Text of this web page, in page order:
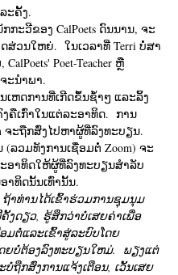
ະຄັ້ງ.
ສ່ວນໃຫຍ່.  ໃນເວລາທີ່ Terri ບໍ່ສາ
Poet-Teacher ຫຼື
ະນໍາພາ.
ຄືເກົ່າໃນແຕ່ລະອາທິດ.  ການ
ຈະຖືກສົ່ງໄປຫາຜູ້ທີ່ລົງທະບຽນ.
(ລວມທັງການເຊື່ອມຕໍ່ Zoom) ຈະ
ອາທິດໃຫ້ຜູ້ທີ່ລົງທະບຽນສໍາລັບ
າທິດນັ້ນເທົ່ານັ້ນ.
ຖ້າທ່ານໄດ້ເຂົ້າຮ່ວມການຊຸມນຸມ
ງດຽວ, ຮູ້ສຶກວ່າບໍ່ເສຍຄ່າເພື່ອ
ມຕໍ່ແລະເຂົ້າສູ່ລະບົບໂດຍ
ຍບໍ່ຕ້ອງລົງທະບຽນໃຫມ່.
ພຽງແຕ່
ບໍ່ຖືກສົ່ງການແຈ້ງເຕືອນ, ເວັ້ນເສຍ